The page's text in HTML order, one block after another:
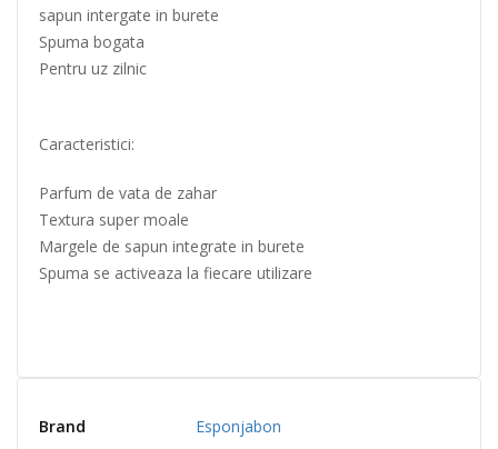
sapun intergate in burete
Spuma bogata
Pentru uz zilnic
Caracteristici:
Parfum de vata de zahar
Textura super moale
Margele de sapun integrate in burete
Spuma se activeaza la fiecare utilizare
Brand Esponjabon